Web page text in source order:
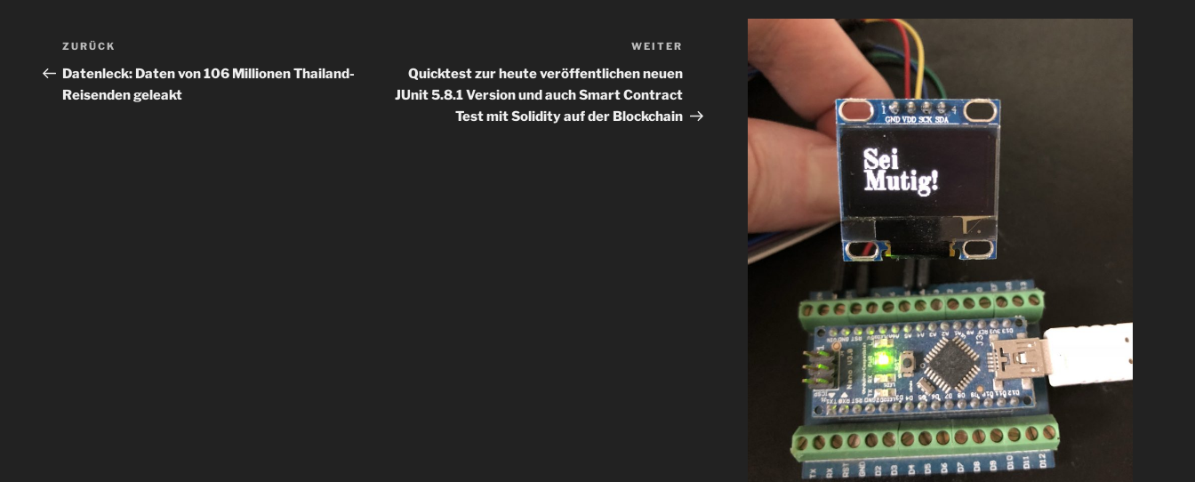
Beitragsnavigation
Vorheriger
Beitrag
ZURÜCK
Datenleck: Daten von 106 Millionen Thailand-
Reisenden geleakt
Beitrag
WEITER
Quicktest zur heute veröffentlichen neuen
JUnit 5.8.1 Version und auch Smart Contract
Test mit Solidity auf der Blockchain